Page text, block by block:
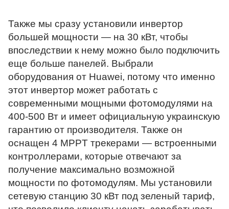
Также мы сразу установили инвертор
большей мощности — на 30 кВт, чтобы
впоследствии к нему можно было подключить
еще больше панелей. Выбрали
оборудования от Huawei, потому что именно
этот инвертор может работать с
современными мощными фотомодулями на
400-500 Вт и имеет официальную украинскую
гарантию от производителя. Также он
оснащен 4 MPPT трекерами — встроенными
контроллерами, которые отвечают за
получение максимально возможной
мощности по фотомодулям. Мы установили
сетевую станцию 30 кВт под зеленый тариф,